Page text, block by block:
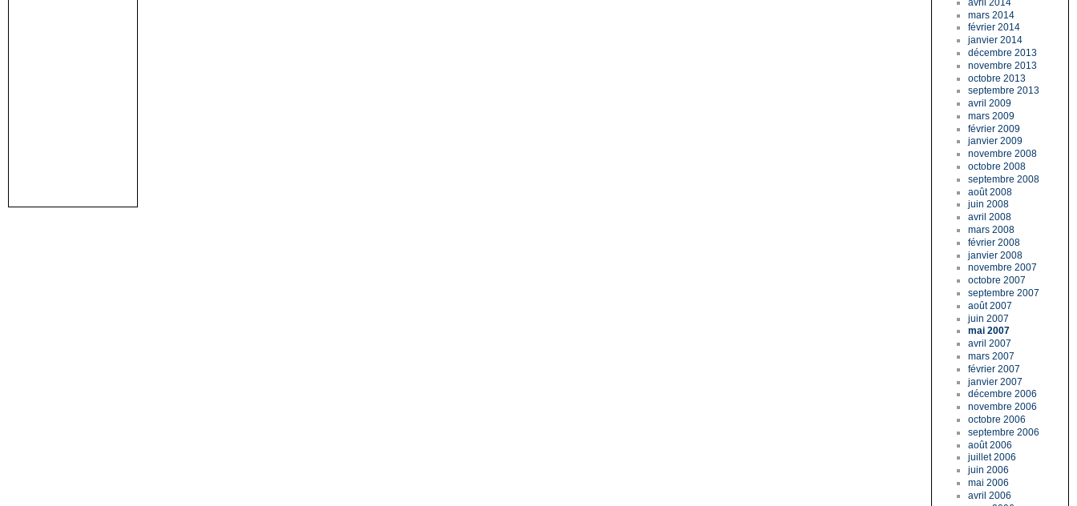
mars 2014
février 2014
janvier 2014
décembre 2013
novembre 2013
octobre 2013
septembre 2013
avril 2009
mars 2009
février 2009
janvier 2009
novembre 2008
octobre 2008
septembre 2008
août 2008
juin 2008
avril 2008
mars 2008
février 2008
janvier 2008
novembre 2007
octobre 2007
septembre 2007
août 2007
juin 2007
mai 2007
avril 2007
mars 2007
février 2007
janvier 2007
décembre 2006
novembre 2006
octobre 2006
septembre 2006
août 2006
juillet 2006
juin 2006
mai 2006
avril 2006